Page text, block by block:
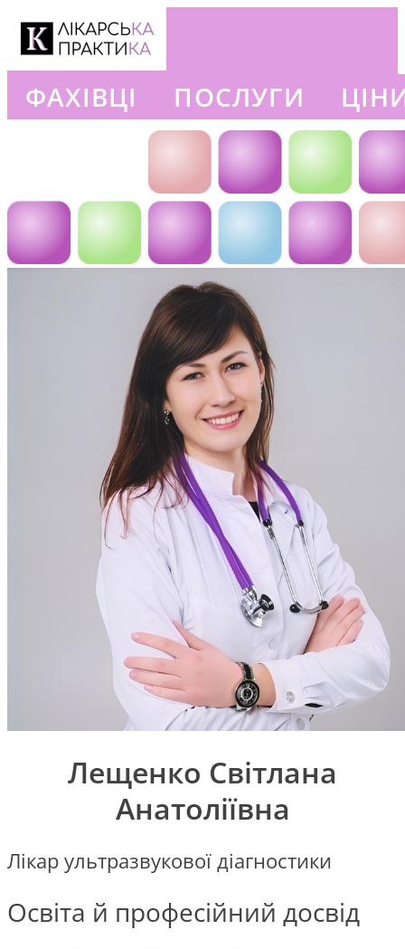
ФАХІВЦІ ПОСЛУГИ
+380663777302
Лещенко Світлана
Анатоліївна
Лікар ультразвукової діагностики
Освіта й професійний досвід